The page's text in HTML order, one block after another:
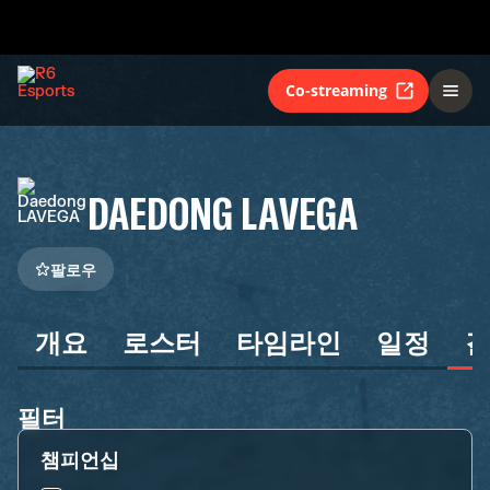
Co-streaming
DAEDONG LAVEGA
팔로우
개요 로스터 타임라인 일정
필터
챔피언십